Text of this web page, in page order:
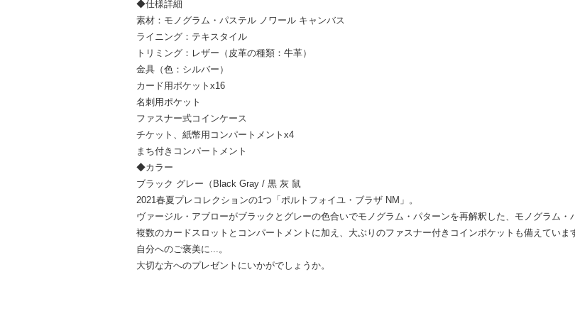
◆仕様詳細
素材：モノグラム・パステル ノワール キャンバス
ライニング：テキスタイル
トリミング：レザー（皮革の種類：牛革）
金具（色：シルバー）
カード用ポケットx16
名刺用ポケット
ファスナー式コインケース
チケット、紙幣用コンパートメントx4
まち付きコンパートメント
◆カラー
ブラック グレー（Black Gray / 黒 灰 鼠
2021春夏プレコレクションの1つ「ポルトフォイユ・ブラザ NM」。
ヴァージル・アブローがブラックとグレーの色合いでモノグラム・パターンを再解釈した、モノグラム・
複数のカードスロットとコンパートメントに加え、大ぶりのファスナー付きコインポケットも備えていま
自分へのご褒美に...。
大切な方へのプレゼントにいかがでしょうか。